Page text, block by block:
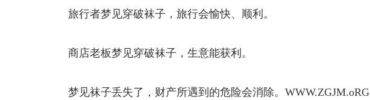
旅行者梦见穿破袜子，旅行会愉快、顺利。
商店老板梦见穿破袜子，生意能获利。
梦见袜子丢失了，财产所遇到的危险会消除。WWW.ZGJM.oRG